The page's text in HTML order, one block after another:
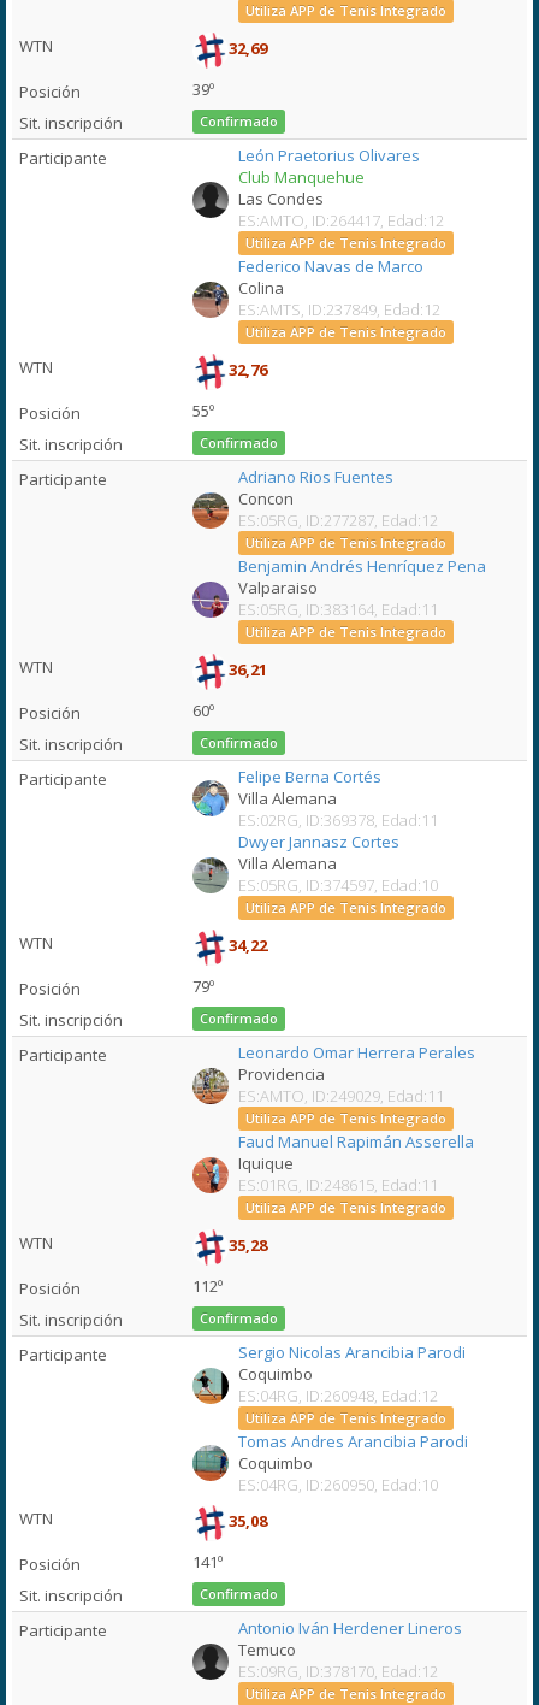
Utiliza APP de Tenis Integrado
32,69
39º
Confirmado
León Praetorius Olivares
Club Manquehue
Las Condes
ES:AMTO, ID:264417, Edad:12
Utiliza APP de Tenis Integrado
Federico Navas de Marco
Colina
ES:AMTS, ID:237849, Edad:12
Utiliza APP de Tenis Integrado
32,76
55º
Confirmado
Adriano Rios Fuentes
Concon
ES:05RG, ID:277287, Edad:12
Utiliza APP de Tenis Integrado
Benjamin Andrés Henríquez Pena
Valparaiso
ES:05RG, ID:383164, Edad:11
Utiliza APP de Tenis Integrado
36,21
60º
Confirmado
Felipe Berna Cortés
Villa Alemana
ES:02RG, ID:369378, Edad:11
Dwyer Jannasz Cortes
Villa Alemana
ES:05RG, ID:374597, Edad:10
Utiliza APP de Tenis Integrado
34,22
79º
Confirmado
Leonardo Omar Herrera Perales
Providencia
ES:AMTO, ID:249029, Edad:11
Utiliza APP de Tenis Integrado
Faud Manuel Rapimán Asserella
Iquique
ES:01RG, ID:248615, Edad:11
Utiliza APP de Tenis Integrado
35,28
112º
Confirmado
Sergio Nicolas Arancibia Parodi
Coquimbo
ES:04RG, ID:260948, Edad:12
Utiliza APP de Tenis Integrado
Tomas Andres Arancibia Parodi
Coquimbo
ES:04RG, ID:260950, Edad:10
35,08
141º
Confirmado
Antonio Iván Herdener Lineros
Temuco
ES:09RG, ID:378170, Edad:12
Utiliza APP de Tenis Integrado